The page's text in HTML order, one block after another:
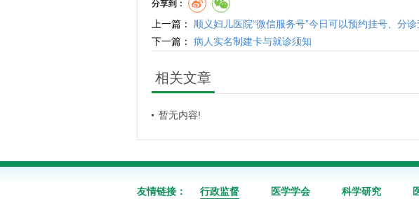
分享到：
上一篇：
顺义妇儿医院“微信服务号”今日可以预约挂号、分
下一篇：
病人实名制建卡与就诊须知
相关文章
暂无内容!
友情链接： 行政监督 医学学会 科学研究